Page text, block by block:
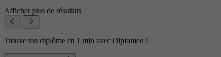
Afficher plus de résultats
Trouve ton diplôme en 1 min avec Diplomeo !